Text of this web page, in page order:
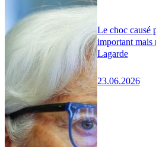
Le choc causé
important mais
Lagarde
23.06.2026